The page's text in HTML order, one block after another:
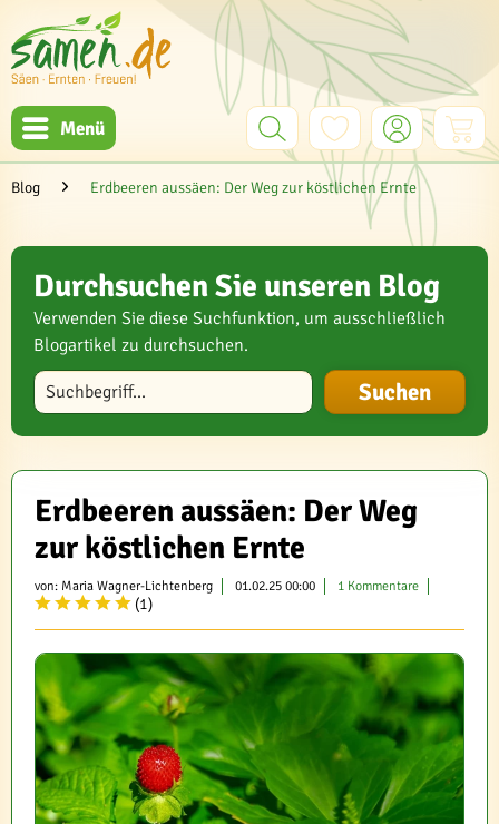
Menü
Blog Erdbeeren aussäen: Der Weg zur köstlichen Ernte
Durchsuchen Sie unseren Blog
Verwenden Sie diese Suchfunktion, um ausschließlich
Blogartikel zu durchsuchen.
Blog durchsuchen
Erdbeeren aussäen: Der Weg
zur köstlichen Ernte
von: Maria Wagner-Lichtenberg 01.02.25 00:00 1 Kommentare
(1)